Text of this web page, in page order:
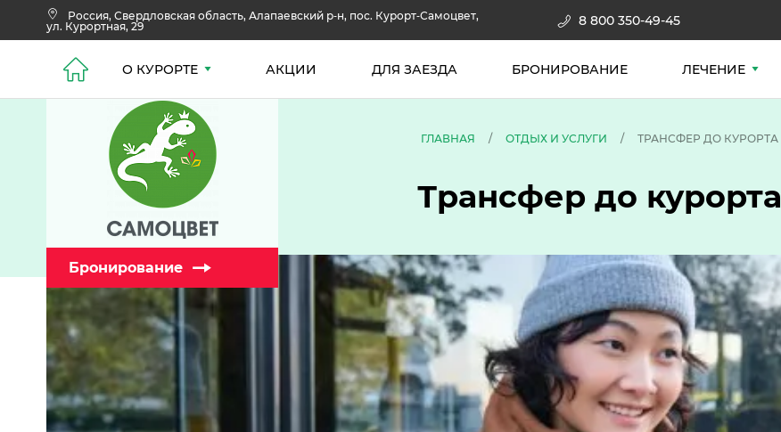
Россия, Свердловская область, Алапаевский р‑н, пос. Курорт‑Самоцвет,
ул. Курортная, 29 8 800 350-49-45
Бронирование
О КУРОРТЕ АКЦИИ ДЛЯ ЗАЕЗДА БРОНИРОВАНИЕ ЛЕЧЕНИЕ
ГЛАВНАЯ / ОТДЫХ И УСЛУГИ / ТРАНСФЕР ДО КУРОРТА
Трансфер до курорта